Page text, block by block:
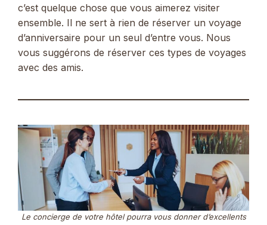
c’est quelque chose que vous aimerez visiter
ensemble. Il ne sert à rien de réserver un voyage
d’anniversaire pour un seul d’entre vous. Nous
vous suggérons de réserver ces types de voyages
avec des amis.
Le concierge de votre hôtel pourra vous donner d’excellents